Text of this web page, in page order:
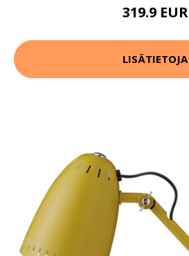
319.9 EUR
LISÄTIETOJA